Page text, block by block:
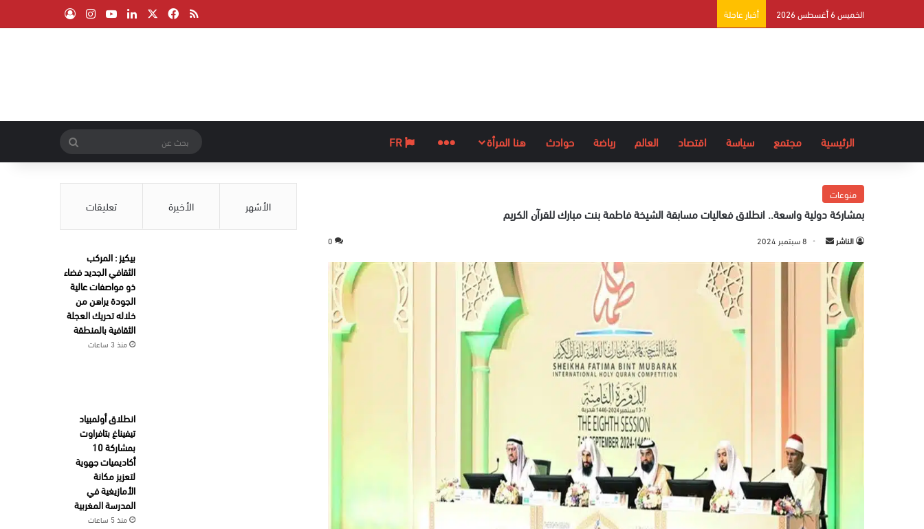
الخميس 6 أغسطس 2026 أخبار عاجلة ملخص الموقع RSS
فيسبوك لينكدإن ‫YouTube
انستقرام
الرئيسية مجتمع سياسة اقتصاد العالم رياضة حوادث هنا المرأة المزيد
عن
منوعات
بمشاركة دولية واسعة.. انطلاق فعاليات مسابقة الشيخة فاطمة بنت مبارك للقرآن الكريم
الناشر
و
ن
ي
ا
8 سبتمبر 2024 0
الأشهر الأخيرة تعليقات
بيكيز : المركب
الثقافي الجديد فضاء
ذو مواصفات عالية
الجودة يراهن من
خلاله تحريك العجلة
الثقافية بالمنطقة
منذ 3 ساعات
انطلاق أولمبياد
تيفيناغ بتافراوت
بمشاركة 10
أكاديميات جهوية
لتعزيز مكانة
الأمازيغية في
المدرسة المغربية
منذ 5 ساعات